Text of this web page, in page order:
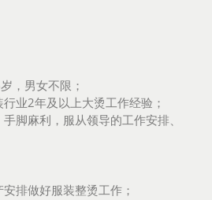
，男女不限；
业2年及以上大烫工作经验；
脚麻利，服从领导的工作安排、
排做好服装整烫工作；